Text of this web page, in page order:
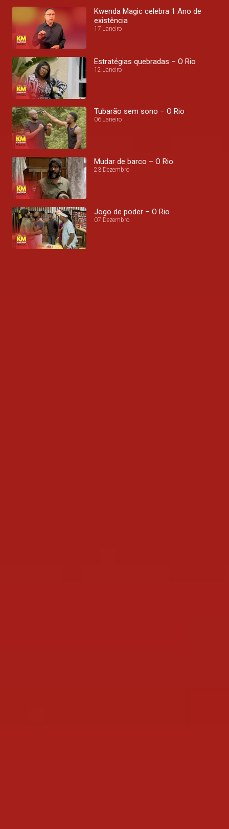
Kwenda Magic celebra 1 Ano de
existência
17 Janeiro
Estratégias quebradas – O Rio
12 Janeiro
Tubarão sem sono – O Rio
06 Janeiro
Mudar de barco – O Rio
23 Dezembro
Jogo de poder – O Rio
07 Dezembro